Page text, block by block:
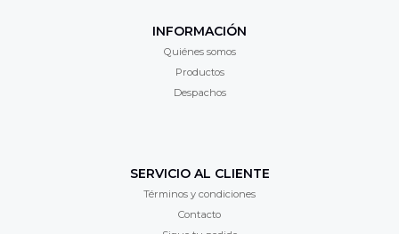
INFORMACIÓN
Quiénes somos
Productos
Despachos
SERVICIO AL CLIENTE
Términos y condiciones
Contacto